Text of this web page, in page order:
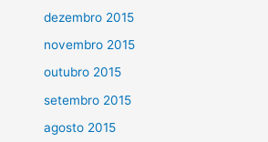
dezembro 2015
novembro 2015
outubro 2015
setembro 2015
agosto 2015